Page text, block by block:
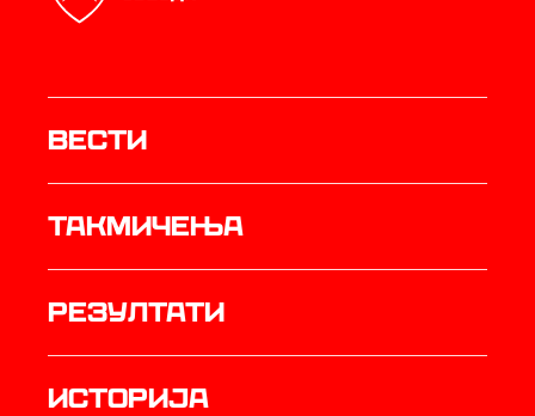
Вести
Такмичења
резултати
историја